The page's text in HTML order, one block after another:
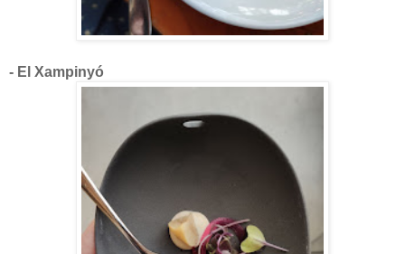
- El Xampinyó